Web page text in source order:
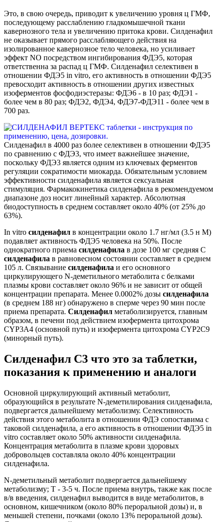
Это, в свою очередь, приводит к увеличению уровня ц ГМФ,
последующему расслаблению гладкомышечной ткани
кавернозного тела и увеличению притока крови. Силденафил
не оказывает прямого расслабляющего действия на
изолированное кавернозное тело человека, но усиливает
эффект NO посредством ингибирования ФДЭ5, которая
ответственна за распад ц ГМФ. Силденафил селективен в
отношении ФДЭ5 in vitro, его активность в отношении ФДЭ5
превосходит активность в отношении других известных
изоферментов фосфодиэстеразы: ФДЭ6 - в 10 раз; ФДЭ1 -
более чем в 80 раз; ФДЭ2, ФДЭ4, ФДЭ7-ФДЭ11 - более чем в
700 раз.
Силденафил в 4000 раз более селективен в отношении ФДЭ5
по сравнению с ФДЭ3, что имеет важнейшее значение,
поскольку ФДЭ3 является одним из ключевых ферментов
регуляции сократимости миокарда. Обязательным условием
эффективности силденафила является сексуальная
стимуляция. Фармакокинетика силденафила в рекомендуемом
диапазоне доз носит линейный характер. Абсолютная
биодоступность в среднем составляет около 40% (от 25% до
63%).
In vitro силденафил в концентрации около 1.7 нг/мл (3.5 н М)
подавляет активность ФДЭ5 человека на 50%. После
однократного приема силденафила в дозе 100 мг средняя C
силденафила в равновесном состоянии составляет в среднем
105 л. Связывание силденафила и его основного
циркулирующего N-деметильного метаболита с белками
плазмы крови составляет около 96% и не зависит от общей
концентрации препарата. Менее 0.0002% дозы силденафила
(в среднем 188 нг) обнаружено в сперме через 90 мин после
приема препарата. Силденафил метаболизируется, главным
образом, в печени под действием изофермента цитохрома
CYP3A4 (основной путь) и изофермента цитохрома CYP2C9
(минорный путь).
Силденафил С3 что это за таблетки,
показания к применению и аналоги
Основной циркулирующий активный метаболит,
образующийся в результате N-деметилирования силденафила,
подвергается дальнейшему метаболизму. Селективность
действия этого метаболита в отношении ФДЭ сопоставима с
таковой силденафила, а его активность в отношении ФДЭ5 in
vitro составляет около 50% активности силденафила.
Концентрация метаболита в плазме крови здоровых
добровольцев составляла около 40% концентрации
силденафила.
N-деметильный метаболит подвергается дальнейшему
метаболизму; T - 3-5 ч. После приема внутрь, также как после
в/в введения, силденафил выводится в виде метаболитов, в
основном, кишечником (около 80% пероральной дозы) и, в
меньшей степени, почками (около 13% пероральной дозы).